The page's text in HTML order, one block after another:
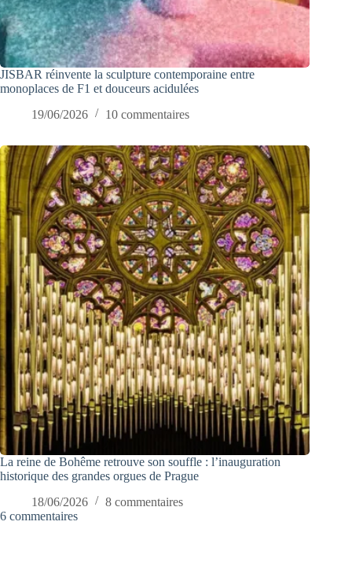
JISBAR réinvente la sculpture contemporaine entre
monoplaces de F1 et douceurs acidulées
19/06/2026
10 commentaires
La reine de Bohême retrouve son souffle : l’inauguration
historique des grandes orgues de Prague
18/06/2026
8 commentaires
6 commentaires